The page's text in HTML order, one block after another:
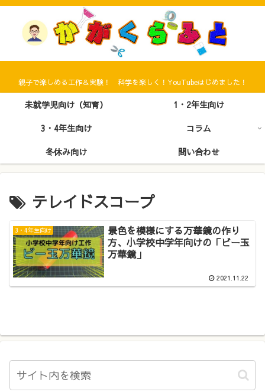
親子で楽しめる工作＆実験！ 科学を楽しく！YouTubeはじめました！
未就学児向け（知育）
1・2年生向け
3・4年生向け
コラム
冬休み向け
問い合わせ
テレイドスコープ
3・4年生向け
景色を模様にする万華鏡の作り
方、小学校中学年向けの「ビー玉
万華鏡」
2021.11.22